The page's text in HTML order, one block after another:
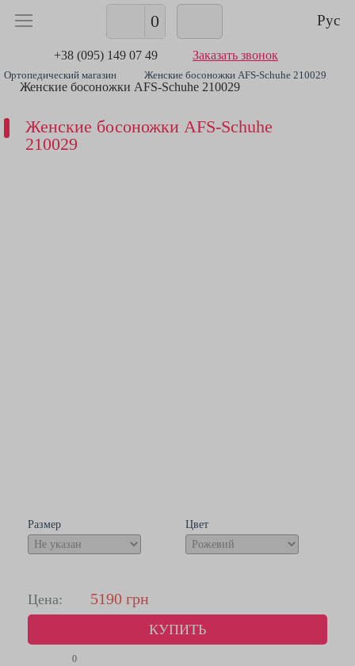
0 Рус
+38 (095) 149 07 49 Заказать звонок
Ортопедический магазин Женские босоножки AFS-Schuhe 210029
Женские босоножки AFS-Schuhe 210029
Женские босоножки AFS-Schuhe
210029
Размер Цвет
Цена: 5190 грн
КУПИТЬ
0